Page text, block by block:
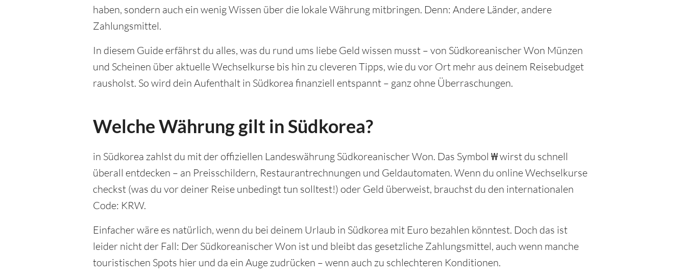
haben, sondern auch ein wenig Wissen über die lokale Währung mitbringen. Denn: Andere Länder, andere
Zahlungsmittel.
In diesem Guide erfährst du alles, was du rund ums liebe Geld wissen musst – von Südkoreanischer Won Münzen
und Scheinen über aktuelle Wechselkurse bis hin zu cleveren Tipps, wie du vor Ort mehr aus deinem Reisebudget
rausholst. So wird dein Aufenthalt in Südkorea finanziell entspannt – ganz ohne Überraschungen.
Welche Währung gilt in Südkorea?
in Südkorea zahlst du mit der offiziellen Landeswährung Südkoreanischer Won. Das Symbol ₩ wirst du schnell
überall entdecken – an Preisschildern, Restaurantrechnungen und Geldautomaten. Wenn du online Wechselkurse
checkst (was du vor deiner Reise unbedingt tun solltest!) oder Geld überweist, brauchst du den internationalen
Code: KRW.
Einfacher wäre es natürlich, wenn du bei deinem Urlaub in Südkorea mit Euro bezahlen könntest. Doch das ist
leider nicht der Fall: Der Südkoreanischer Won ist und bleibt das gesetzliche Zahlungsmittel, auch wenn manche
touristischen Spots hier und da ein Auge zudrücken – wenn auch zu schlechteren Konditionen.